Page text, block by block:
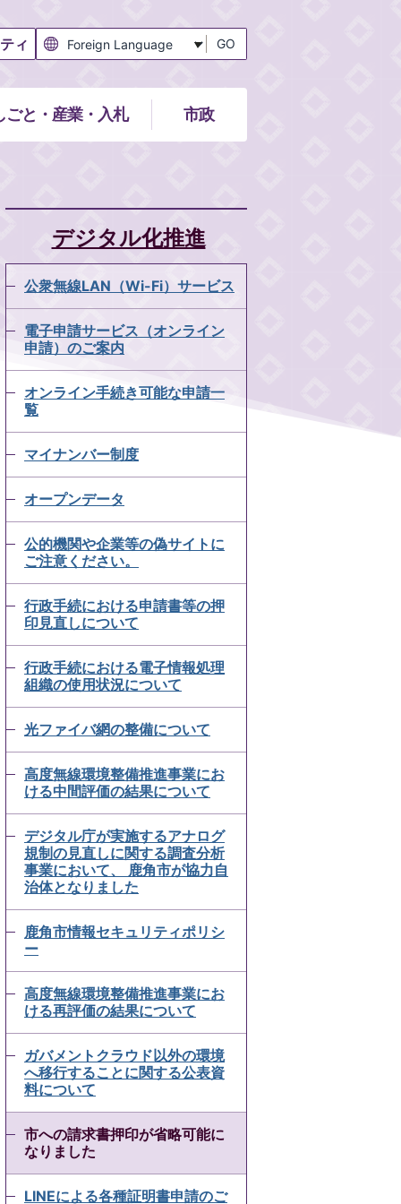
ィ GO
ごと・産業・入札 市政
デジタル化推進
公衆無線LAN（Wi-Fi）サービス
電子申請サービス（オンライン
申請）のご案内
オンライン手続き可能な申請一
覧
マイナンバー制度
オープンデータ
公的機関や企業等の偽サイトに
ご注意ください。
行政手続における申請書等の押
印見直しについて
行政手続における電子情報処理
組織の使用状況について
光ファイバ網の整備について
高度無線環境整備推進事業にお
ける中間評価の結果について
デジタル庁が実施するアナログ
規制の見直しに関する調査分析
事業において、 鹿角市が協力自
治体となりました
鹿角市情報セキュリティポリシ
ー
高度無線環境整備推進事業にお
ける再評価の結果について
ガバメントクラウド以外の環境
へ移行することに関する公表資
料について
市への請求書押印が省略可能に
なりました
LINEによる各種証明書申請のご